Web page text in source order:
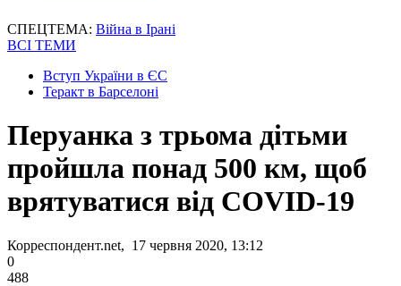
СПЕЦТЕМА: Війна в Ірані
ВСІ ТЕМИ
Вступ України в ЄС
Теракт в Барселоні
Перуанка з трьома дітьми
пройшла понад 500 км, щоб
врятуватися від COVID-19
Корреспондент.net, 17 червня 2020, 13:12
0
488